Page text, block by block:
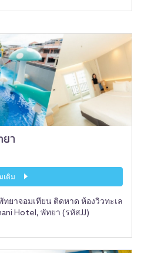
า
เติม
ยาจอมเทียน ติดหาด ห้องวิวทะเล
Hotel, พัทยา (รหัสJJ)